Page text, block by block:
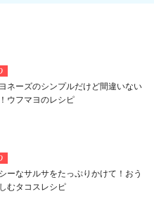
ネーズのシンプルだけど間違いない
ウフマヨのレシピ
ーなサルサをたっぷりかけて！おう
むタコスレシピ